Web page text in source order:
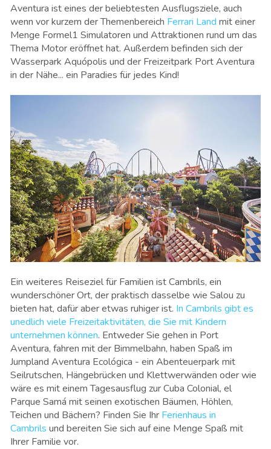
Aventura ist eines der beliebtesten Ausflugsziele, auch
wenn vor kurzem der Themenbereich Ferrari Land mit einer
Menge Formel1 Simulatoren und Attraktionen rund um das
Thema Motor eröffnet hat. Außerdem befinden sich der
Wasserpark Aquópolis und der Freizeitpark Port Aventura
in der Nähe... ein Paradies für jedes Kind!
Ein weiteres Reiseziel für Familien ist Cambrils, ein
wunderschöner Ort, der praktisch dasselbe wie Salou zu
bieten hat, dafür aber etwas ruhiger ist. In Cambrils gibt es
unedlich viele Freizeitaktivitäten, die Sie mit Kindern
unternehmen können. Entweder Sie gehen in Port
Aventura, fahren mit der Bimmelbahn, haben Spaß im
Jumpland Aventura Ecológica - ein Abenteuerpark mit
Seilrutschen, Hängebrücken und Klettwerwänden oder wie
wäre es mit einem Tagesausflug zur Cuba Colonial, el
Parque Samá mit seinen exotischen Bäumen, Höhlen,
Teichen und Bächern? Finden Sie Ihr Ferienhaus in
Cambrils und bereiten Sie sich auf eine Menge Spaß mit
Ihrer Familie vor.